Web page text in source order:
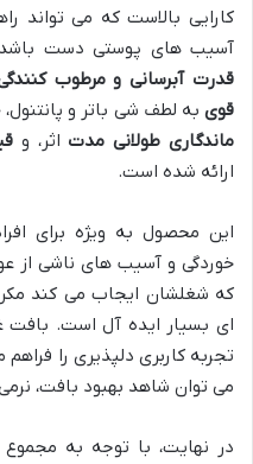
کارایی بالاست که می تواند
آسیب های پوستی دست
قدرت آبرسانی و مرطوب
قویبه لطف شی باتر و پانتنول،
ماندگاری طولانی مدت اثر، و
ارائه شده است.
این محصول به ویژه برای
خوردگی و آسیب های ناشی از
که شغلشان ایجاب می کند
ای بسیار ایده آل است.
تجربه کاربری دلپذیری را
می توان شاهد بهبود بافت،
در نهایت، با توجه به